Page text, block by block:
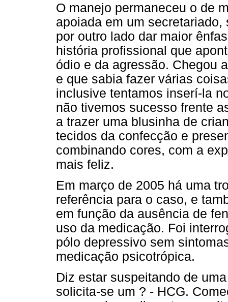
O manejo permaneceu o de
apoiada em um
por outro lado dar maior
história profissional que
ódio e da agressão. Chegou
e que sabia fazer várias
inclusive tentamos inserí-la
não tivemos sucesso frente
a trazer uma blusinha de
tecidos da confecção e
combinando cores, com a
mais feliz.
Em março de 2005 há uma
referência para o caso, e
em função da ausência de
uso da medicação. Foi
pólo depressivo sem
medicação psicotrópica.
Diz estar suspeitando de
solicita-se um ? - HCG.